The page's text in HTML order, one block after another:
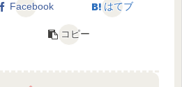
Facebook はてブ
コピー